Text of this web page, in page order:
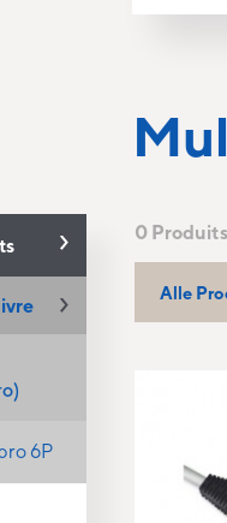
6P
0 Produits
Alle